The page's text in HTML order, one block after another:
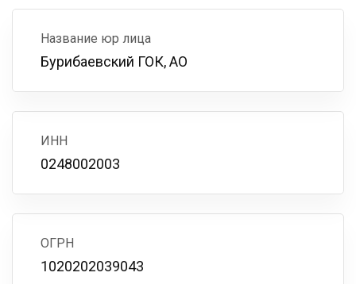
Название юр лица
Бурибаевский ГОК, АО
ИНН
0248002003
ОГРН
1020202039043